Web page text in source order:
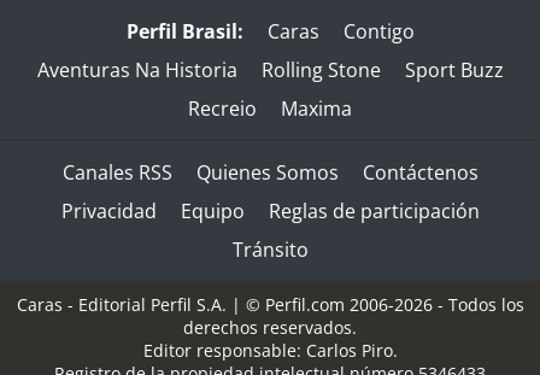
Perfil Brasil: Caras
Contigo
Aventuras Na Historia
Rolling Stone
Sport Buzz
Recreio
Maxima
Canales RSS Quienes Somos
Contáctenos
Privacidad
Equipo
Reglas de participación
Tránsito
Caras - Editorial Perfil S.A. | © Perfil.com 2006-2026 - Todos los
derechos reservados.
Editor responsable: Carlos Piro.